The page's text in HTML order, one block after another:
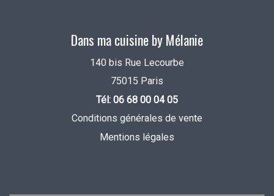
Dans ma cuisine by Mélanie
140 bis Rue Lecourbe
75015 Paris
Tél: 06 68 00 04 05
Conditions générales de vente
Mentions légales